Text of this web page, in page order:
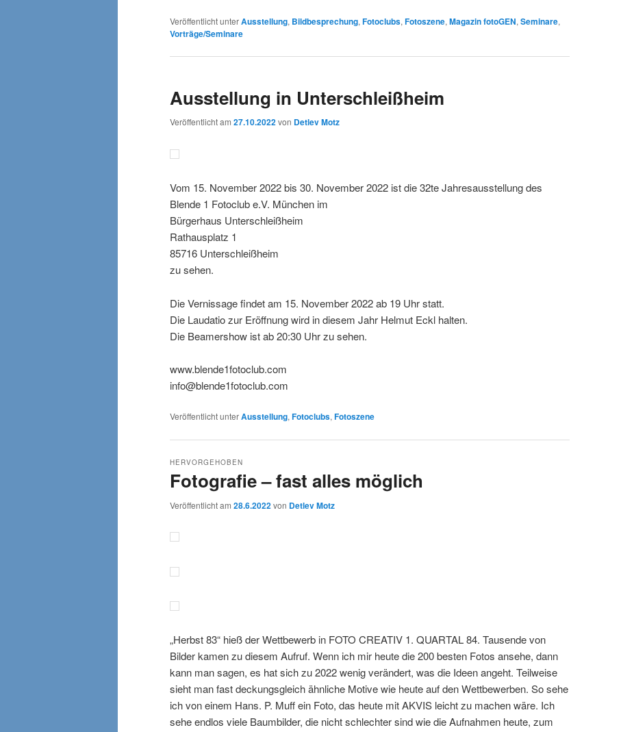
Veröffentlicht unterAusstellung, Bildbesprechung, Fotoclubs, Fotoszene, Magazin fotoGEN, Seminare,
Vorträge/Seminare
Ausstellung in Unterschleißheim
Veröffentlicht am 27.10.2022von Detlev Motz
Vom 15. November 2022 bis 30. November 2022 ist die 32te Jahresausstellung des
Blende 1 Fotoclub e.V. München im
Bürgerhaus Unterschleißheim
Rathausplatz 1
85716 Unterschleißheim
zu sehen.
Die Vernissage findet am 15. November 2022 ab 19 Uhr statt.
Die Laudatio zur Eröffnung wird in diesem Jahr Helmut Eckl halten.
Die Beamershow ist ab 20:30 Uhr zu sehen.
www.blende1fotoclub.com
info@blende1fotoclub.com
Veröffentlicht unterAusstellung, Fotoclubs, Fotoszene
Fotografie – fast alles möglich
HERVORGEHOBEN
Veröffentlicht am 28.6.2022von Detlev Motz
„Herbst 83“ hieß der Wettbewerb in FOTO CREATIV 1. QUARTAL 84. Tausende von
Bilder kamen zu diesem Aufruf. Wenn ich mir heute die 200 besten Fotos ansehe, dann
kann man sagen, es hat sich zu 2022 wenig verändert, was die Ideen angeht. Teilweise
sieht man fast deckungsgleich ähnliche Motive wie heute auf den Wettbewerben. So sehe
ich von einem Hans. P. Muff ein Foto, das heute mit AKVIS leicht zu machen wäre. Ich
sehe endlos viele Baumbilder, die nicht schlechter sind wie die Aufnahmen heute, zum